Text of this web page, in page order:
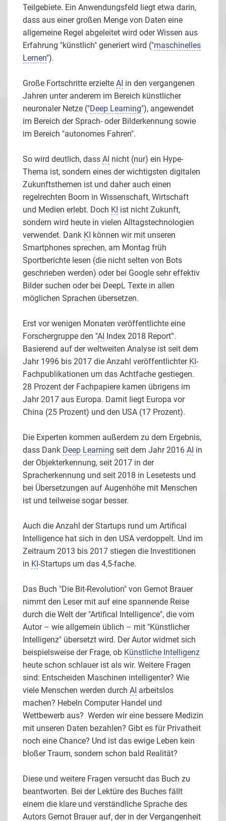
Teilgebiete. Ein Anwendungsfeld liegt etwa darin,
dass aus einer großen Menge von Daten eine
allgemeine Regel abgeleitet wird oder Wissen aus
Erfahrung "künstlich" generiert wird ("maschinelles
Lernen").
Große Fortschritte erzielte AI in den vergangenen
Jahren unter anderem im Bereich künstlicher
neuronaler Netze ("Deep Learning"), angewendet
im Bereich der Sprach- oder Bilderkennung sowie
im Bereich "autonomes Fahren".
So wird deutlich, dass AI nicht (nur) ein Hype-
Thema ist, sondern eines der wichtigsten digitalen
Zukunftsthemen ist und daher auch einen
regelrechten Boom in Wissenschaft, Wirtschaft
und Medien erlebt. Doch KI ist nicht Zukunft,
sondern wird heute in vielen Alltagstechnologien
verwendet. Dank KI können wir mit unseren
Smartphones sprechen, am Montag früh
Sportberichte lesen (die nicht selten von Bots
geschrieben werden) oder bei Google sehr effektiv
Bilder suchen oder bei DeepL Texte in allen
möglichen Sprachen übersetzen.
Erst vor wenigen Monaten veröffentlichte eine
Forschergruppe den "AI Index 2018 Report”.
Basierend auf der weltweiten Analyse ist seit dem
Jahr 1996 bis 2017 die Anzahl veröffentlichter KI-
Fachpublikationen um das Achtfache gestiegen.
28 Prozent der Fachpapiere kamen übrigens im
Jahr 2017 aus Europa. Damit liegt Europa vor
China (25 Prozent) und den USA (17 Prozent).
Die Experten kommen außerdem zu dem Ergebnis,
dass Dank Deep Learning seit dem Jahr 2016 AI in
der Objekterkennung, seit 2017 in der
Spracherkennung und seit 2018 in Lesetests und
bei Übersetzungen auf Augenhöhe mit Menschen
ist und teilweise sogar besser.
Auch die Anzahl der Startups rund um Artifical
Intelligence hat sich in den USA verdoppelt. Und im
Zeitraum 2013 bis 2017 stiegen die Investitionen
in KI-Startups um das 4,5-fache.
Das Buch "Die Bit-Revolution" von Gernot Brauer
nimmt den Leser mit auf eine spannende Reise
durch die Welt der "Artifical Intelligence", die vom
Autor – wie allgemein üblich – mit "Künstlicher
Intelligenz" übersetzt wird. Der Autor widmet sich
beispielsweise der Frage, ob Künstliche Intelligenz
heute schon schlauer ist als wir. Weitere Fragen
sind: Entscheiden Maschinen intelligenter? Wie
viele Menschen werden durch AI arbeitslos
machen? Hebeln Computer Handel und
Wettbewerb aus? Werden wir eine bessere Medizin
mit unseren Daten bezahlen? Gibt es für Privatheit
noch eine Chance? Und ist das ewige Leben kein
bloßer Traum, sondern schon bald Realität?
Diese und weitere Fragen versucht das Buch zu
beantworten. Bei der Lektüre des Buches fällt
einem die klare und verständliche Sprache des
Autors Gernot Brauer auf, der in der Vergangenheit